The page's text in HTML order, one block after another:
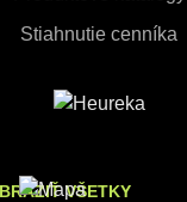
Stiahnutie cenníka
VŠETKY